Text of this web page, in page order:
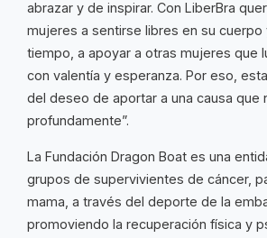
abrazar y de inspirar. Con LiberBra
mujeres a sentirse libres en su cuerpo
tiempo, a apoyar a otras mujeres que
con valentía y esperanza. Por eso,
del deseo de aportar a una causa que
profundamente”.
La Fundación Dragon Boat es una
grupos de supervivientes de cáncer,
mama, a través del deporte de la
promoviendo la recuperación física y